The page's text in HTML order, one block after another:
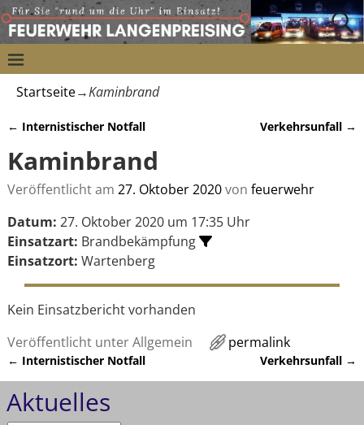
Startseite→Kaminbrand
← Internistischer Notfall Verkehrsunfall →
Kaminbrand
Veröffentlicht am 27. Oktober 2020von feuerwehr
Datum: 27. Oktober 2020 um 17:35 Uhr
Einsatzart: Brandbekämpfung
Einsatzort: Wartenberg
Kein Einsatzbericht vorhanden
Veröffentlicht unterAllgemein permalink
Artikelnavigation
← Internistischer Notfall Verkehrsunfall →
Aktuelles